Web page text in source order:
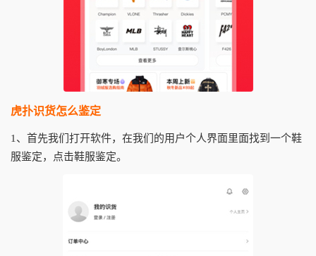
虎扑识货怎么鉴定
1、首先我们打开软件，在我们的用户个人界面里面找到一个鞋
服鉴定，点击鞋服鉴定。